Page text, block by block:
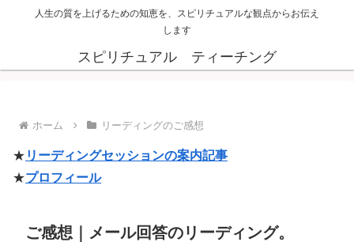
人生の質を上げるための知恵を、スピリチュアルな観点からお伝え
します
スピリチュアル ティーチング
ホーム リーディングのご感想
★ リーディングセッションの案内記事
★プロフィール
ご感想｜メール回答のリーディング。